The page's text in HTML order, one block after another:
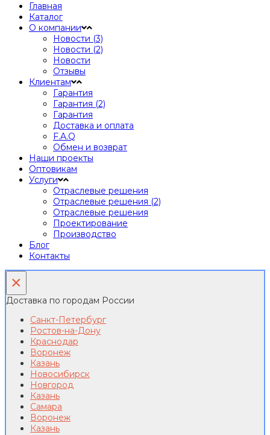
Главная
Каталог
О компании
Новости (3)
Новости (2)
Новости
Отзывы
Клиентам
Гарантия
Гарантия (2)
Гарантия
Доставка и оплата
F.A.Q
Обмен и возврат
Наши проекты
Оптовикам
Услуги
Отраслевые решения
Отраслевые решения (2)
Отраслевые решения
Проектирование
Производство
Блог
Контакты
×
Доставка по городам России
Санкт-Петербург
Ростов-на-Дону
Краснодар
Воронеж
Казань
Новосибирск
Новгород
Казань
Самара
Воронеж
Казань